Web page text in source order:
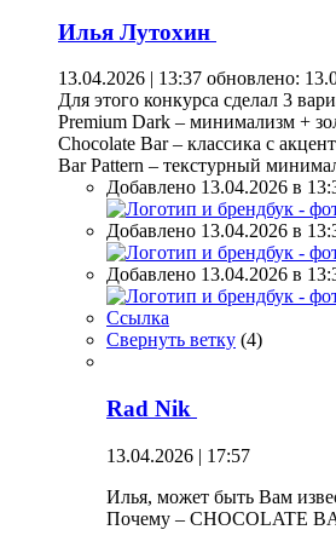
Илья Лутохин
13.04.2026 | 13:37 обновлено:
Для этого конкурса сделал 3
Premium Dark – минимализм +
Chocolate Bar – классика с
Bar Pattern – текстурный
Добавлено 13.04.2026 в
Добавлено 13.04.2026 в
Добавлено 13.04.2026 в
Ссылка
Свернуть ветку (4)
Rad Nik
13.04.2026 | 17:57
Илья, может быть Вам
Почему – CHOCOLATE